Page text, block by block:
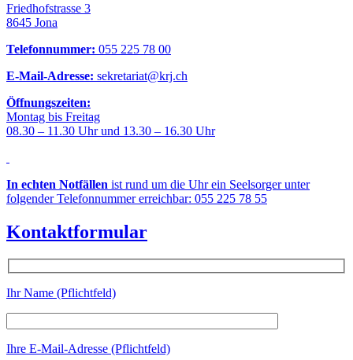
Friedhofstrasse 3
8645 Jona
Telefonnummer: 055 225 78 00
E-Mail-Adresse: sekretariat@krj.ch
Öffnungszeiten:
Montag bis Freitag
08.30 – 11.30 Uhr und 13.30 – 16.30 Uhr
In echten Notfällen ist rund um die Uhr ein Seelsorger unter
folgender Telefonnummer erreichbar: 055 225 78 55
Kontaktformular
Ihr Name (Pflichtfeld)
Ihre E-Mail-Adresse (Pflichtfeld)